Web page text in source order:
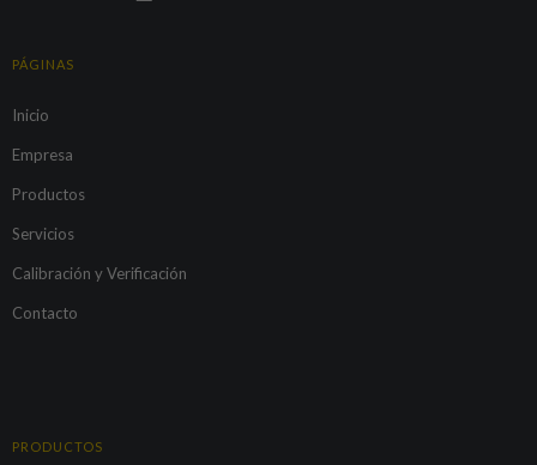
PÁGINAS
Inicio
Empresa
Productos
Servicios
Calibración y Verificación
Contacto
PRODUCTOS